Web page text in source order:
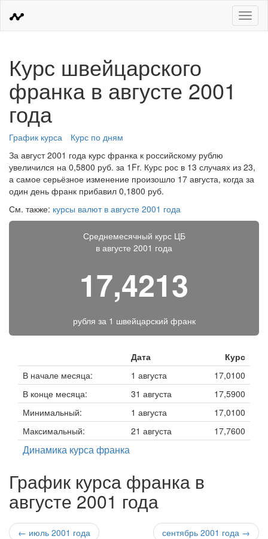
Меню
Курс швейцарского
франка в августе 2001
года
График курса
Курс по дням
За август 2001 года курс франка к российскому рублю
увеличился на 0,5800 руб. за 1Fr. Курс рос в 13 случаях из 23,
а самое серьёзное изменение произошло 17 августа, когда за
один день франк прибавил 0,1800 руб.
См. также: курсы валют в августе 2001 года
Среднемесячный курс ЦБ
в августе 2001 года
17,4213
рубля за 1 швейцарский франк
Дата
Курс
В начале месяца:
1 августа
17,0100
В конце месяца:
31 августа
17,5900
Минимальный:
1 августа
17,0100
Максимальный:
21 августа 17,7600
Динамика курса франка
График курса франка в
августе 2001 года
← июль 2001 года сентябрь 2001 года →